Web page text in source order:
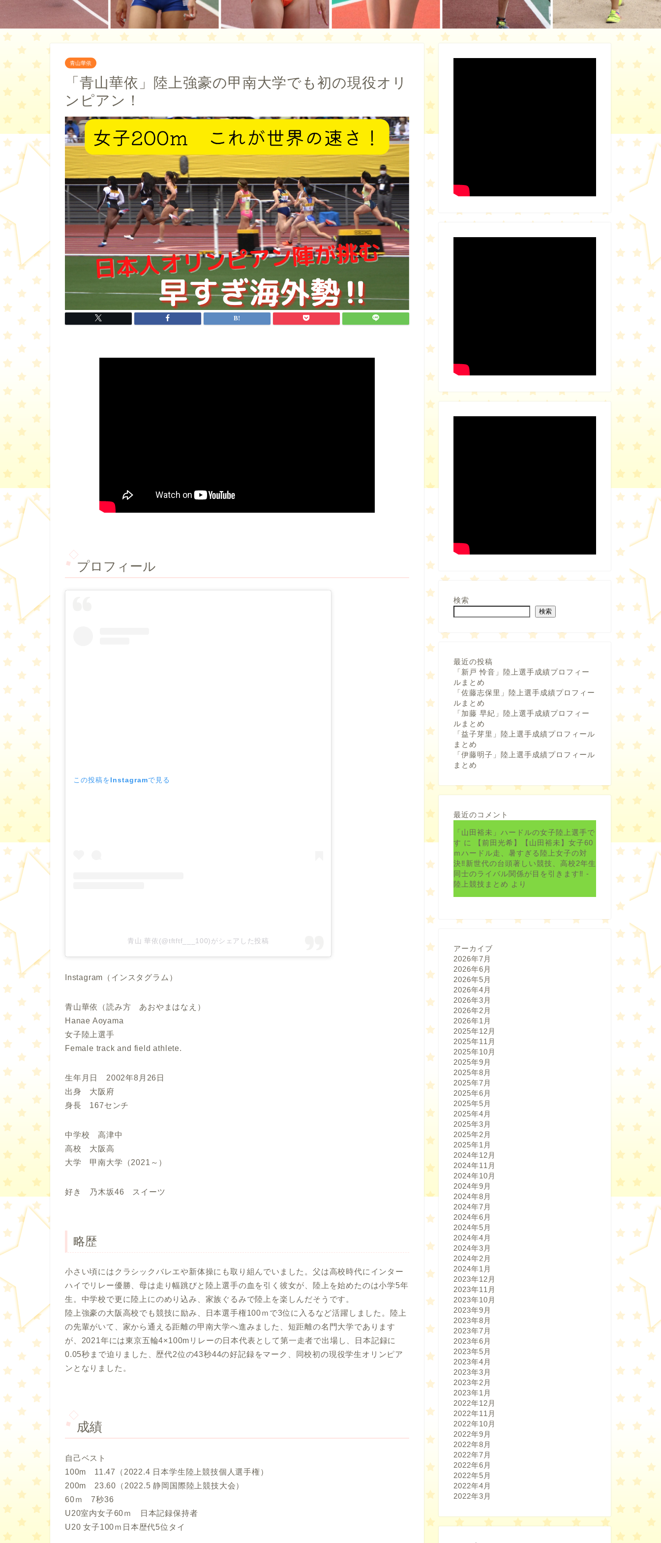
青山華依
「青山華依」陸上強豪の甲南大学でも初の現役オリ
ンピアン！
プロフィール
この投稿をInstagramで見る
青山 華依(@tftftf___100)がシェアした投稿
Instagram（インスタグラム）
青山華依（読み方 あおやまはなえ）
Hanae Aoyama
女子陸上選手
Female track and field athlete.
生年月日 2002年8月26日
出身 大阪府
身長 167センチ
中学校 高津中
高校 大阪高
大学 甲南大学（2021～）
好き 乃木坂46 スイーツ
略歴
小さい頃にはクラシックバレエや新体操にも取り組んでいました。父は高校時代にインター
ハイでリレー優勝、母は走り幅跳びと陸上選手の血を引く彼女が、陸上を始めたのは小学5年
生。中学校で更に陸上にのめり込み、家族ぐるみで陸上を楽しんだそうです。
陸上強豪の大阪高校でも競技に励み、日本選手権100ｍで3位に入るなど活躍しました。陸上
の先輩がいて、家から通える距離の甲南大学へ進みました、短距離の名門大学であります
が、2021年には東京五輪4×100mリレーの日本代表として第一走者で出場し、日本記録に
0.05秒まで迫りました、歴代2位の43秒44の好記録をマーク、同校初の現役学生オリンピア
ンとなりました。
成績
自己ベスト
100m 11.47（2022.4 日本学生陸上競技個人選手権）
200m 23.60（2022.5 静岡国際陸上競技大会）
60ｍ 7秒36
U20室内女子60ｍ 日本記録保持者
U20 女子100ｍ日本歴代5位タイ
検索
検索
最近の投稿
「新戸 怜音」陸上選手成績プロフィー
ルまとめ
「佐藤志保里」陸上選手成績プロフィー
ルまとめ
「加藤 早紀」陸上選手成績プロフィー
ルまとめ
「益子芽里」陸上選手成績プロフィール
まとめ
「伊藤明子」陸上選手成績プロフィール
まとめ
最近のコメント
「山田裕未」ハードルの女子陸上選手で
す に
【前田光希】【山田裕未】女子60
ｍハードル走、暑すぎる陸上女子の対
決‼新世代の台頭著しい競技、高校2年生
同士のライバル関係が目を引きます‼ -
陸上競技まとめ より
アーカイブ
2026年7月
2026年6月
2026年5月
2026年4月
2026年3月
2026年2月
2026年1月
2025年12月
2025年11月
2025年10月
2025年9月
2025年8月
2025年7月
2025年6月
2025年5月
2025年4月
2025年3月
2025年2月
2025年1月
2024年12月
2024年11月
2024年10月
2024年9月
2024年8月
2024年7月
2024年6月
2024年5月
2024年4月
2024年3月
2024年2月
2024年1月
2023年12月
2023年11月
2023年10月
2023年9月
2023年8月
2023年7月
2023年6月
2023年5月
2023年4月
2023年3月
2023年2月
2023年1月
2022年12月
2022年11月
2022年10月
2022年9月
2022年8月
2022年7月
2022年6月
2022年5月
2022年4月
2022年3月